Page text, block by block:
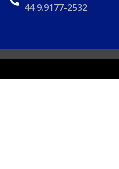
44 9.9177-2532